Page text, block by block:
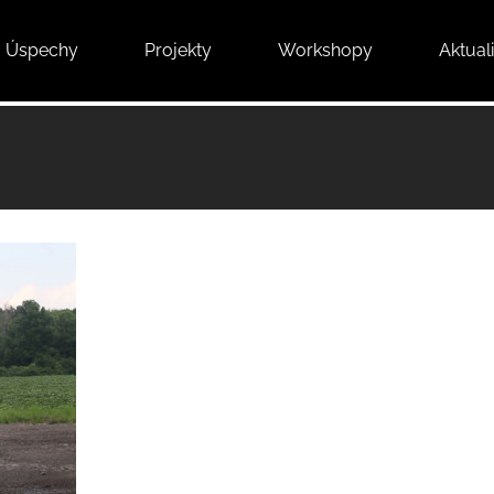
Úspechy Projekty Workshopy